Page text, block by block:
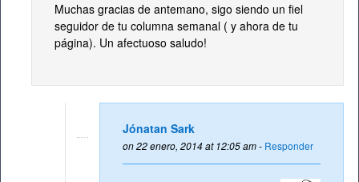
Muchas gracias de antemano, sigo siendo un fiel
seguidor de tu columna semanal ( y ahora de tu
página). Un afectuoso saludo!
Jónatan Sark
on 22 enero, 2014 at 12:05 am - Responder